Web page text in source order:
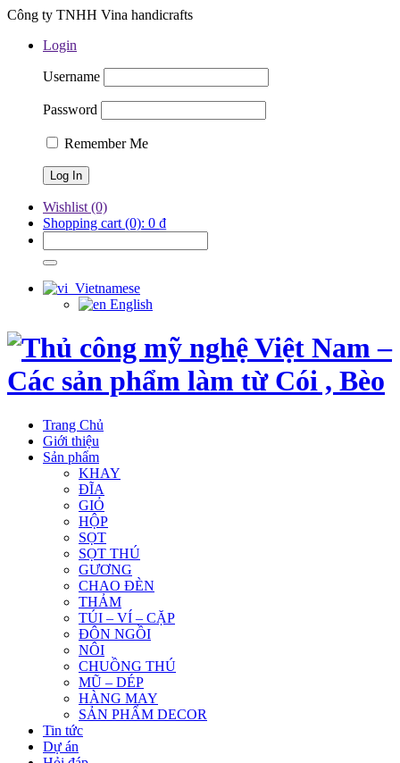
Công ty TNHH Vina handicrafts
Login
Username
Password
Remember Me
Wishlist (0)
Shopping cart (0): 0 ₫
Vietnamese
English
Trang Chủ
Giới thiệu
Sản phẩm
KHAY
ĐĨA
GIỎ
HỘP
SỌT
SỌT THÚ
GƯƠNG
CHAO ĐÈN
THẢM
TÚI – VÍ – CẶP
ĐÔN NGỒI
NÔI
CHUỒNG THÚ
MŨ – DÉP
HÀNG MAY
SẢN PHẨM DECOR
Tin tức
Dự án